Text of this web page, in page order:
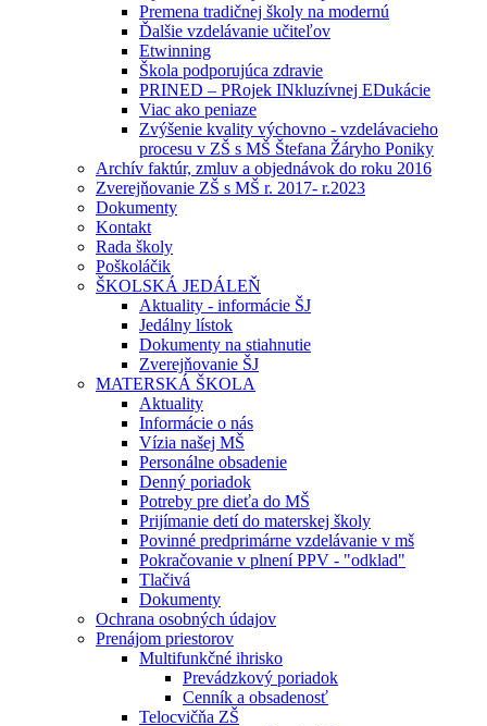
Premena tradičnej školy na modernú
Ďalšie vzdelávanie učiteľov
Etwinning
Škola podporujúca zdravie
PRINED – PRojek INkluzívnej EDukácie
Viac ako peniaze
Zvýšenie kvality výchovno - vzdelávacieho
procesu v ZŠ s MŠ Štefana Žáryho Poniky
Archív faktúr, zmluv a objednávok do roku 2016
Zverejňovanie ZŠ s MŠ r. 2017- r.2023
Dokumenty
Kontakt
Rada školy
Poškoláčik
ŠKOLSKÁ JEDÁLEŇ
Aktuality - informácie ŠJ
Jedálny lístok
Dokumenty na stiahnutie
Zverejňovanie ŠJ
MATERSKÁ ŠKOLA
Aktuality
Informácie o nás
Vízia našej MŠ
Personálne obsadenie
Denný poriadok
Potreby pre dieťa do MŠ
Prijímanie detí do materskej školy
Povinné predprimárne vzdelávanie v mš
Pokračovanie v plnení PPV - "odklad"
Tlačivá
Dokumenty
Ochrana osobných údajov
Prenájom priestorov
Multifunkčné ihrisko
Prevádzkový poriadok
Cenník a obsadenosť
Telocvičňa ZŠ